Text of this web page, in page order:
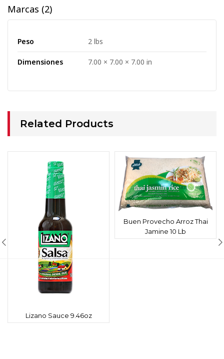
Marcas (2)
Peso 2 lbs
Dimensiones 7.00 × 7.00 × 7.00 in
Related Products
Lizano Sauce 9.46oz
Buen Provecho Arroz Thai
Jamine 10 Lb